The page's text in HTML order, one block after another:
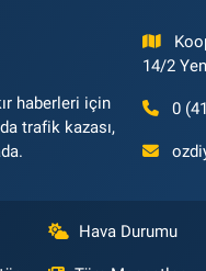
haberleri için
trafik kazası,
14/2
0
Hava Durumu